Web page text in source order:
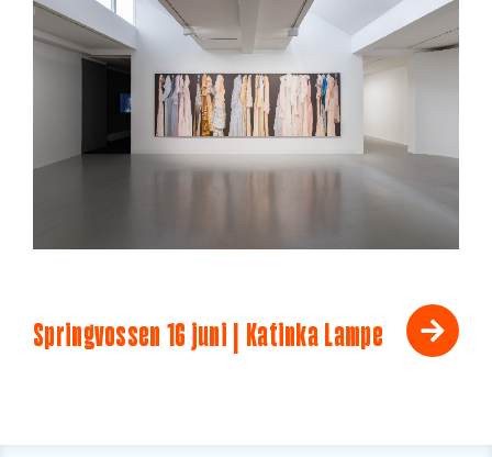
Springvossen 16 juni | Katinka Lampe